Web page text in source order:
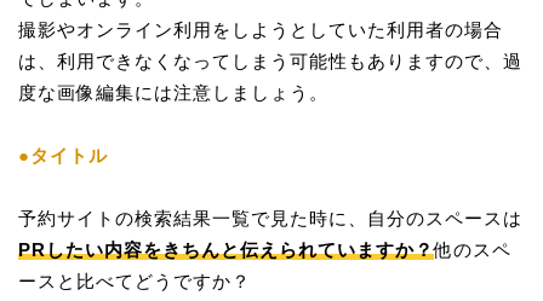
撮影やオンライン利用をしようとしていた利用者の場合
は、利用できなくなってしまう可能性もありますので、過
度な画像編集には注意しましょう。
●タイトル
予約サイトの検索結果一覧で見た時に、自分のスペースは
PRしたい内容をきちんと伝えられていますか？他のスペ
ースと比べてどうですか？